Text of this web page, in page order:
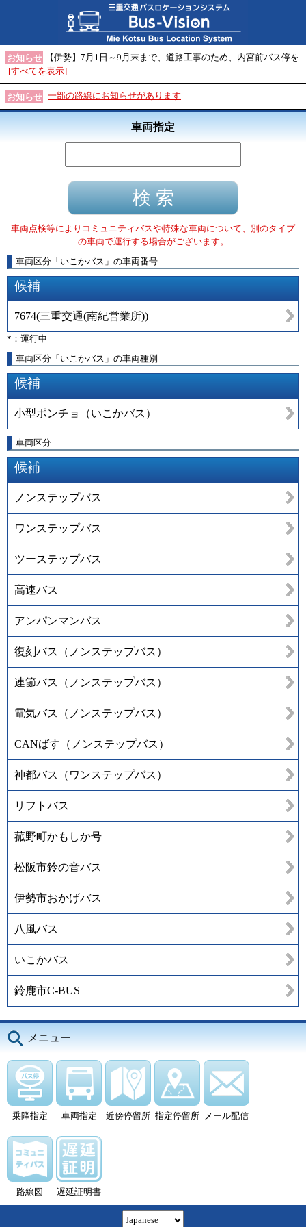
お知らせ
【伊勢】7月1日～9月末まで、道路工事のため、内宮前バス停を
[すべてを表示]
お知らせ 一部の路線にお知らせがあります
車両指定
車両点検等によりコミュニティバスや特殊な車両について、別のタイプ
の車両で運行する場合がございます。
車両区分 「 いこかバス 」 の車両番号
候補
7674(三重交通(南紀営業所))
*：運行中
車両区分「いこかバス」の車両種別
候補
小型ポンチョ（いこかバス）
車両区分
候補
ノンステップバス
ワンステップバス
ツーステップバス
高速バス
アンパンマンバス
復刻バス（ノンステップバス）
連節バス（ノンステップバス）
電気バス（ノンステップバス）
CANばす（ノンステップバス）
神都バス（ワンステップバス）
リフトバス
菰野町かもしか号
松阪市鈴の音バス
伊勢市おかげバス
八風バス
いこかバス
鈴鹿市C-BUS
メニュー
乗降指定 車両指定 近傍停留所 指定停留所 メール配信
路線図 遅延証明書